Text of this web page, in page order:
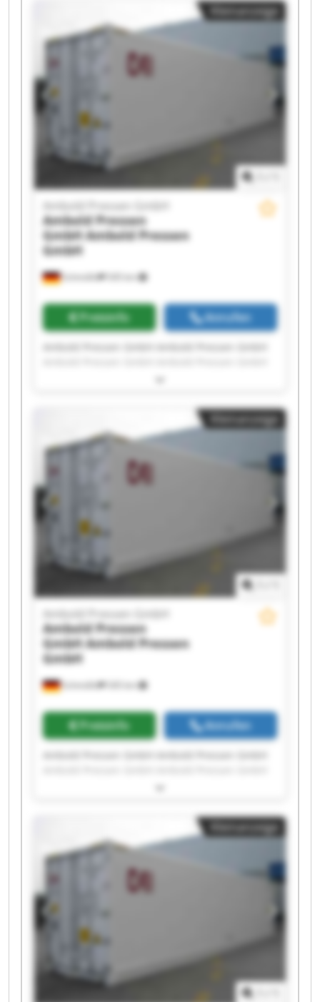
Ambold Pressen GmbH Ambold Pressen GmbH
Ambold Pressen GmbH Ambold Pressen GmbH
Ambold Pressen GmbH Ambold Pressen GmbH
Ambold Pressen GmbH Ambold Pressen GmbH
Ambold Pressen GmbH Ambold Pressen GmbH
Kleinanzeige
Schmölln 545 km
Ambold Pressen GmbH
Ambold Pressen
GmbHAmbold Pressen
GmbH
Preisinfo Anrufen
Ambold Pressen GmbH Ambold Pressen GmbH
Ambold Pressen GmbH Ambold Pressen GmbH
Ambold Pressen GmbH Ambold Pressen GmbH
Ambold Pressen GmbH Ambold Pressen GmbH
Ambold Pressen GmbH Ambold Pressen GmbH
Ambold Pressen GmbH Ambold Pressen GmbH
Ambold Pressen GmbH Ambold Pressen GmbH
Kleinanzeige
Schmölln 545 km
Ambold Pressen GmbH
Ambold Pressen
GmbHAmbold Pressen
GmbH
Preisinfo Anrufen
Ambold Pressen GmbH Ambold Pressen GmbH
Ambold Pressen GmbH Ambold Pressen GmbH
Ambold Pressen GmbH Ambold Pressen GmbH
Ambold Pressen GmbH Ambold Pressen GmbH
Ambold Pressen GmbH Ambold Pressen GmbH
Ambold Pressen GmbH Ambold Pressen GmbH
Ambold Pressen GmbH Ambold Pressen GmbH
Kleinanzeige